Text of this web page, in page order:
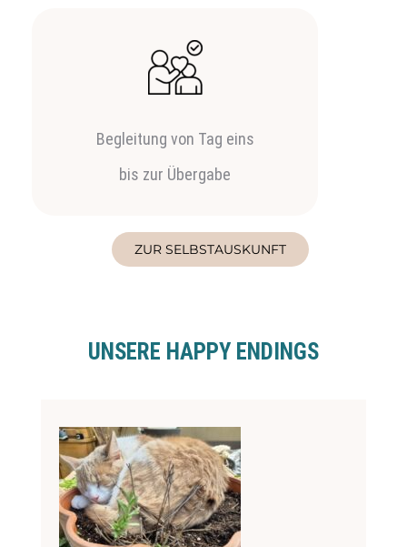
Begleitung von Tag eins
bis zur Übergabe
ZUR SELBSTAUSKUNFT
UNSERE HAPPY ENDINGS